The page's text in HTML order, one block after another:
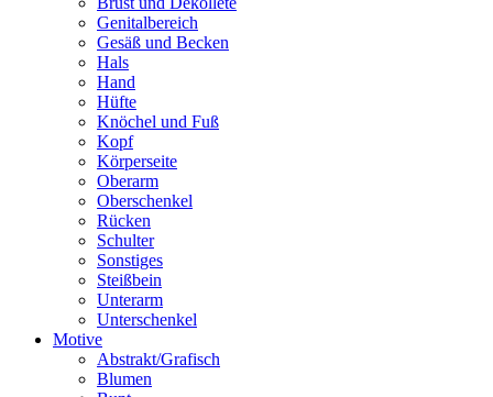
Genitalbereich
Gesäß und Becken
Hals
Hand
Hüfte
Knöchel und Fuß
Kopf
Körperseite
Oberarm
Oberschenkel
Rücken
Schulter
Sonstiges
Steißbein
Unterarm
Unterschenkel
Motive
Abstrakt/Grafisch
Blumen